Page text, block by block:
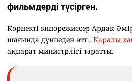
фильмдерді түсірген.
Көрнекті кинорежиссер Ардақ
шағында дүниеден өтті. Қаралы
ақпарат министрлігі таратты.